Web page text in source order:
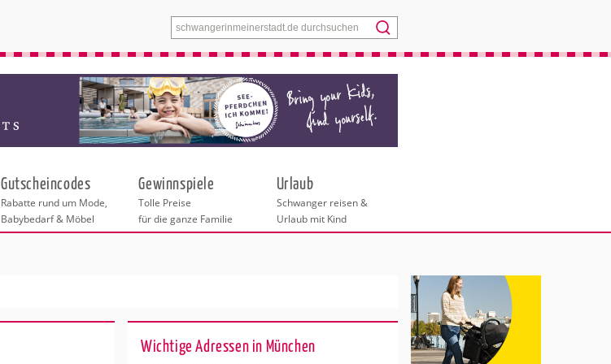
Menü
Gutscheincodes
Rabatte rund um Mode,
Babybedarf & Möbel
Gewinnspiele
Tolle Preise
für die ganze Familie
Urlaub
Schwanger reisen &
Urlaub mit Kind
Wichtige Adressen in München